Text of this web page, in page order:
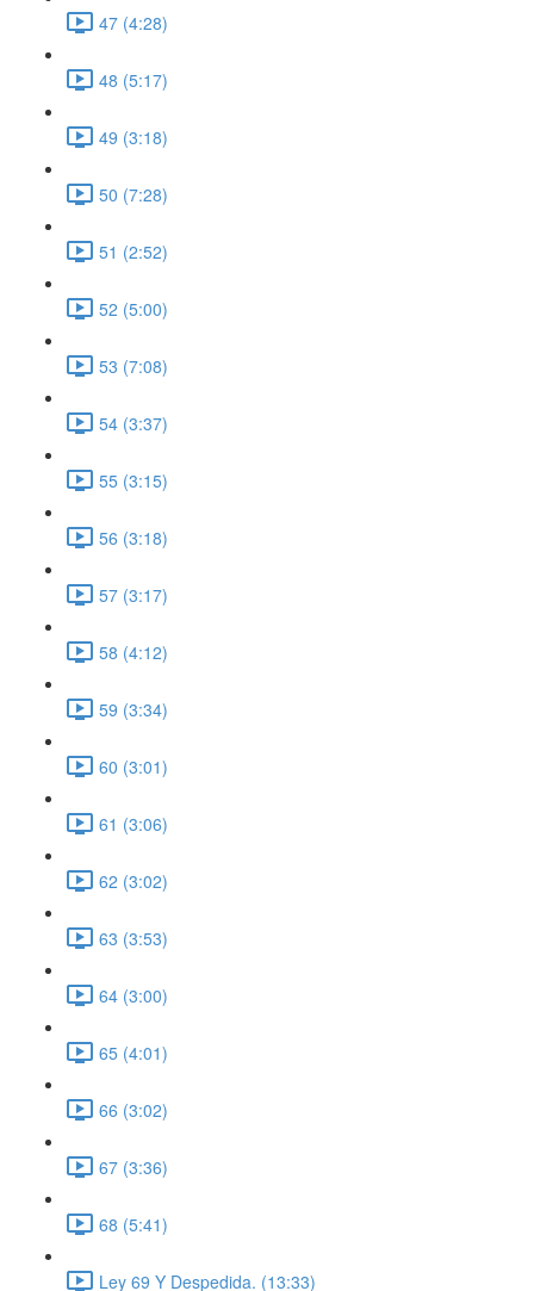
47 (4:28)
48 (5:17)
49 (3:18)
50 (7:28)
51 (2:52)
52 (5:00)
53 (7:08)
54 (3:37)
55 (3:15)
56 (3:18)
57 (3:17)
58 (4:12)
59 (3:34)
60 (3:01)
61 (3:06)
62 (3:02)
63 (3:53)
64 (3:00)
65 (4:01)
66 (3:02)
67 (3:36)
68 (5:41)
Ley 69 Y Despedida. (13:33)